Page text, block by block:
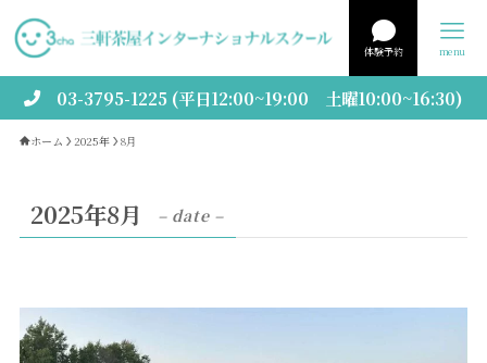
体験予約 menu
03-3795-1225 (平日12:00~19:00 土曜10:00~16:30)
ホーム 2025年 8月
2025年8月 – date –